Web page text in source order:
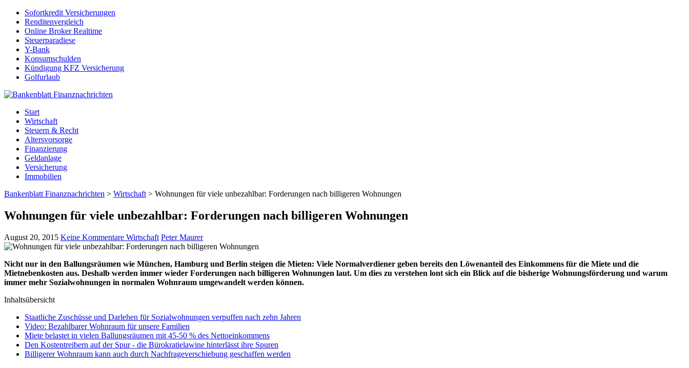
Sofortkredit Versicherungen
Renditenvergleich
Online Broker Realtime
Steuerparadiese
Y-Bank
Konsumschulden
Kündigung KFZ Versicherung
Golfurlaub
Start
Wirtschaft
Steuern & Recht
Altersvorsorge
Finanzierung
Geldanlage
Versicherung
Immobilien
Bankenblatt Finanznachrichten > Wirtschaft > Wohnungen für viele unbezahlbar: Forderungen nach billigeren Wohnungen
Wohnungen für viele unbezahlbar: Forderungen nach billigeren Wohnungen
August 20, 2015 Keine Kommentare Wirtschaft Peter Maurer
Nicht nur in den Ballungsräumen wie München, Hamburg und Berlin steigen die Mieten: Viele Normalverdiener geben bereits den Löwenanteil des Einkommens für die Miete und die
Mietnebenkosten aus. Deshalb werden immer wieder Forderungen nach billigeren Wohnungen laut. Um dies zu verstehen lont sich ein Blick auf die bisherige Wohnungsförderung und warum
immer mehr Sozialwohnungen in normalen Wohnraum umgewandelt werden können.
Inhaltsübersicht
Staatliche Zuschüsse und Darlehen für Sozialwohnungen verpuffen nach zehn Jahren
Video: Bezahlbarer Wohnraum für unsere Familien
Miete belastet in vielen Ballungsräumen mit 45-50 % des Nettoeinkommens
Den Kostentreibern auf der Spur - die Bürokratielawine hinterlässt ihre Spuren
Billigerer Wohnraum kann auch durch Nachfrageverschiebung geschaffen werden